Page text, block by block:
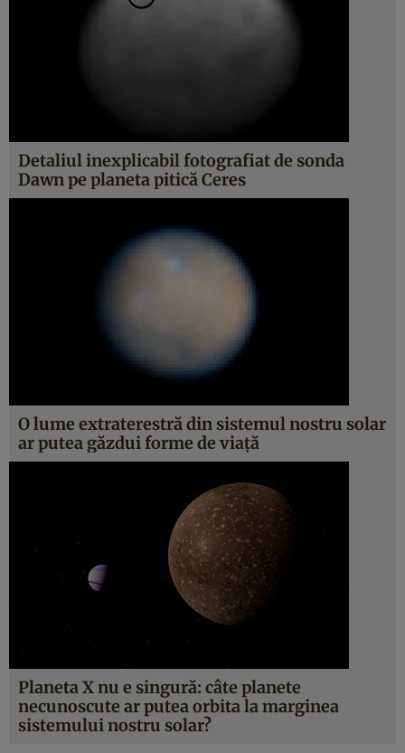
Detaliul inexplicabil fotografiat de sonda
Dawn pe planeta pitică Ceres
O lume extraterestră din sistemul nostru solar
ar putea găzdui forme de viaţă
Planeta X nu e singură: câte planete
necunoscute ar putea orbita la marginea
sistemului nostru solar?